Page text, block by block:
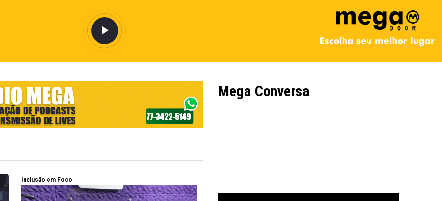
Inclusão em Foco
Mega Conversa